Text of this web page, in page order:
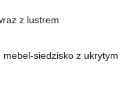
z lustrem
siedzisko z ukrytym